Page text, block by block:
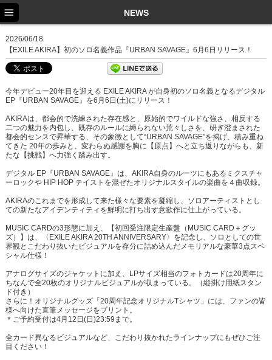
NEWS
2026/06/18
【EXILE AKIRA】初のソロ名義作品『URBAN SAVAGE』6月6日リリース！
今年デビュー20年⽬を迎える EXILE AKIRA が⾃⾝初のソロ名義となるデジタル
EP『URBAN SAVAGE』を6⽉6⽇(⼟)にリリース！
AKIRAは、都会的で洗練された存在感と、原始的でワイルドな強さ、相反する
⼆つの魅⼒を内包し、既存のルールに縛られない荒々しさを、研ぎ澄まされた
都会的センスで昇華する、その象徴として“URBAN SAVAGE”を掲げ、積み重ね
てきた 20年の歩みと、変わらぬ感謝を胸に【原点】へと⽴ち返りながらも、新
たな【挑戦】へ⼒強く踏み出す。
デジタル EP『URBAN SAVAGE』は、AKIRA⾃⾝のルーツにもあるミクスチャ
ーロックや HIP HOP テイストを混ぜたオリジナルスタイルの楽曲を４曲収録。
AKIRAのこれまでを形成して来た様々な要素を凝縮し、ソロアーティストとし
ての新たなアイデンティティを鮮明に打ち出す意欲作に仕上がっている。
MUSIC CARDの3形態に加え、【初回受注限定生産盤（MUSIC CARD＋グッ
ズ）】は、〈EXILE AKIRA 20TH ANNIVERSARY〉を記念し、ソロとしての世
界観とこだわり抜いたビジュアルを存分に詰め込んだメモリアルな豪華3点スペ
シャル仕様！
アナログサイズのジャケットに加え、LPサイズ相当のフォトカードは20周年に
ちなんで全20枚のオリジナルビジュアルが収まっている。（縦掛け用紙スタン
ド付き）
さらに！オリジナルグッズ「20周年記念オリジナルTシャツ」には、ファンの皆
様へ向けた直筆メッセージをプリント。
＊ご予約受付は4月12日(日)23:59まで。
全カード異なるビジュアルなど、こだわり抜かれたラインナップにもぜひご注
目ください！
NEWS
SCHEDULE
DISCOGRAPHY
EX FAMILY